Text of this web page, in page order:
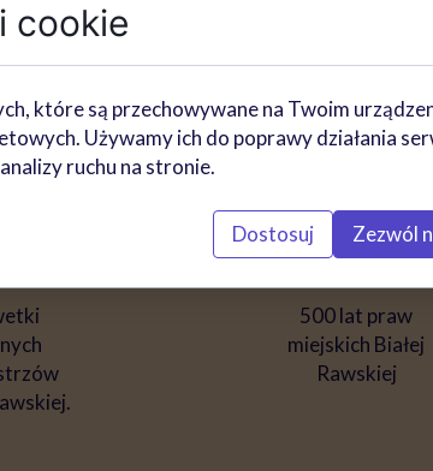
500 lat praw
miejskich Białej
Rawskiej
cookie
które są przechowywane na Twoim
Używamy ich do poprawy działania
ruchu na stronie.
Dostosuj Zezwól